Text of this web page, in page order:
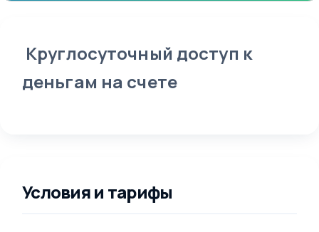
Круглосуточный доступ к
деньгам на счете
Условия и тарифы